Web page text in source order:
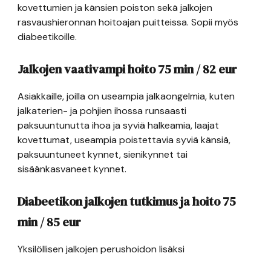
kovettumien ja känsien poiston sekä jalkojen
rasvaushieronnan hoitoajan puitteissa. Sopii myös
diabeetikoille.
Jalkojen vaativampi hoito 75 min /82eur
Asiakkaille, joilla on useampia jalkaongelmia, kuten
jalkaterien- ja pohjien ihossa runsaasti
paksuuntunutta ihoa ja syviä halkeamia, laajat
kovettumat, useampia poistettavia syviä känsiä,
paksuuntuneet kynnet, sienikynnet tai
sisäänkasvaneet kynnet.
Diabeetikon jalkojen tutkimus ja hoito 75
min /85eur
Yksilöllisen jalkojen perushoidon lisäksi